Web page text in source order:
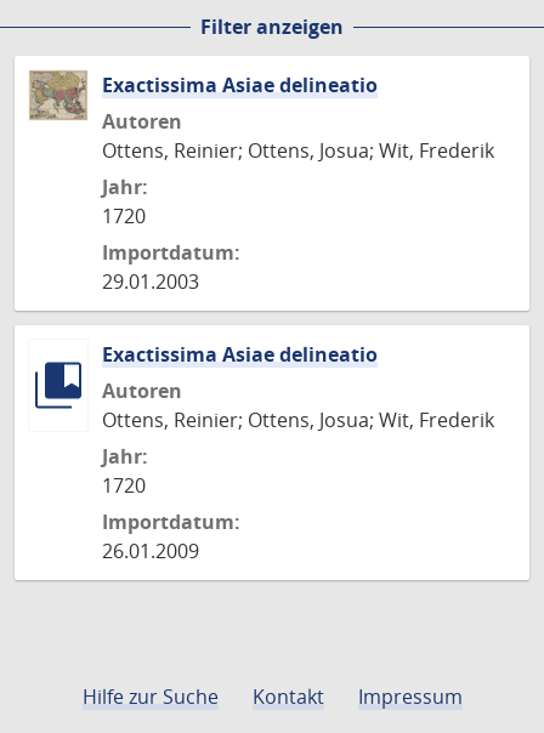
Filter anzeigen
Exactissima Asiae delineatio
Autoren
Ottens, Reinier; Ottens, Josua; Wit, Frederik
Jahr:
1720
Importdatum:
29.01.2003
Exactissima Asiae delineatio
Autoren
Ottens, Reinier; Ottens, Josua; Wit, Frederik
Jahr:
1720
Importdatum:
26.01.2009
Hilfe zur Suche Kontakt
Impressum